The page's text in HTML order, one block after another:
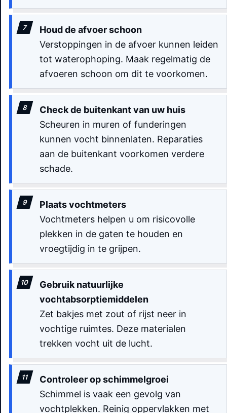
Houd de afvoer schoon
Verstoppingen in de afvoer kunnen leiden
tot waterophoping. Maak regelmatig de
afvoeren schoon om dit te voorkomen.
Check de buitenkant van uw huis
Scheuren in muren of funderingen
kunnen vocht binnenlaten. Reparaties
aan de buitenkant voorkomen verdere
schade.
Plaats vochtmeters
Vochtmeters helpen u om risicovolle
plekken in de gaten te houden en
vroegtijdig in te grijpen.
Gebruik natuurlijke
vochtabsorptiemiddelen
Zet bakjes met zout of rijst neer in
vochtige ruimtes. Deze materialen
trekken vocht uit de lucht.
Controleer op schimmelgroei
Schimmel is vaak een gevolg van
vochtplekken. Reinig oppervlakken met